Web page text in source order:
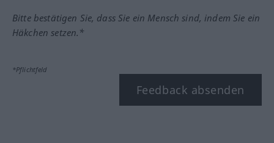
Bitte bestätigen Sie, dass Sie ein Mensch sind, indem Sie ein
Häkchen setzen.*
*Pflichtfeld
Feedback absenden